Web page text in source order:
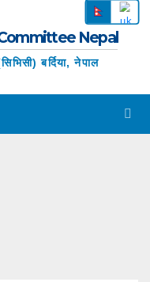
Nepal
बर्दिया, नेपाल
ep
ali
E
ng
lis